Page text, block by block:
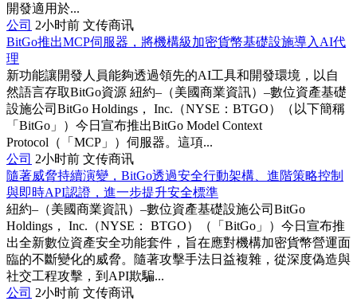
開發適用於...
公司 2小时前 文传商讯
BitGo推出MCP伺服器，將機構級加密貨幣基礎設施導入AI代
理
新功能讓開發人員能夠透過領先的AI工具和開發環境，以自
然語言存取BitGo資源 紐約–（美國商業資訊）–數位資產基礎
設施公司BitGo Holdings， Inc.（NYSE：BTGO）（以下簡稱
「BitGo」）今日宣布推出BitGo Model Context
Protocol（「MCP」）伺服器。這項...
公司 2小时前 文传商讯
隨著威脅持續演變，BitGo透過安全行動架構、進階策略控制
與即時API認證，進一步提升安全標準
紐約–（美國商業資訊）–數位資產基礎設施公司BitGo
Holdings， Inc.（NYSE： BTGO）（「BitGo」）今日宣布推
出全新數位資產安全功能套件，旨在應對機構加密貨幣營運面
臨的不斷變化的威脅。隨著攻擊手法日益複雜，從深度偽造與
社交工程攻擊，到API欺騙...
公司 2小时前 文传商讯